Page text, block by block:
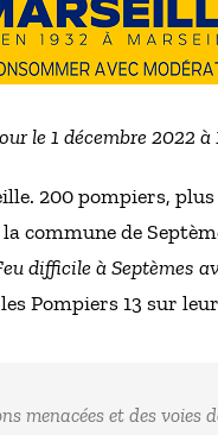
le 1 décembre 2022 à
200 pompiers, plus
commune de
difficile à Septèmes
Pompiers 13 sur
menacées et des voies